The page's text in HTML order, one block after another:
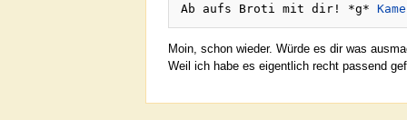
Ab aufs Broti mit dir! *g*
Moin, schon wieder. Würde es dir was
Weil ich habe es eigentlich recht passend